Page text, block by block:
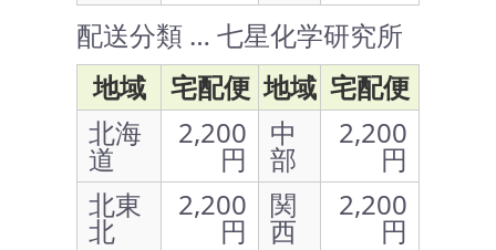
配送分類 … 七星化学研究所
地域
宅配便 地域 宅配便
北海
道
2,200
円
中
部
2,200
円
北東
北
2,200
円
関
西
2,200
円